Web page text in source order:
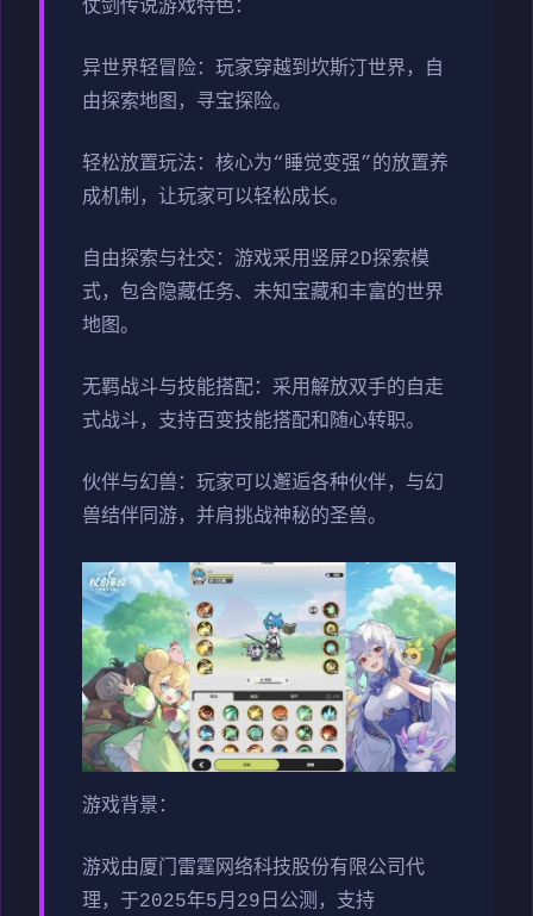
仗剑传说游戏特色：
异世界轻冒险：玩家穿越到坎斯汀世界，自
由探索地图，寻宝探险。
轻松放置玩法：核心为“睡觉变强”的放置养
成机制，让玩家可以轻松成长。
自由探索与社交：游戏采用竖屏2D探索模
式，包含隐藏任务、未知宝藏和丰富的世界
地图。
无羁战斗与技能搭配：采用解放双手的自走
式战斗，支持百变技能搭配和随心转职。
伙伴与幻兽：玩家可以邂逅各种伙伴，与幻
兽结伴同游，并肩挑战神秘的圣兽。
游戏背景：
游戏由厦门雷霆网络科技股份有限公司代
理，于2025年5月29日公测，支持